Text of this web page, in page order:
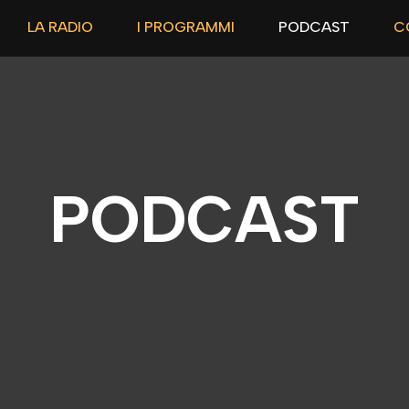
LA RADIO I PROGRAMMI PODCAST
PODCAST